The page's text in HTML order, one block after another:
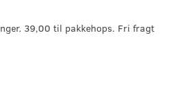
39,00 til pakkehops. Fri fragt